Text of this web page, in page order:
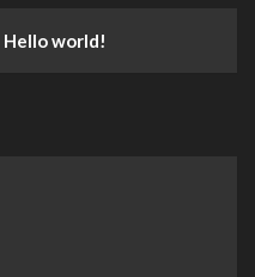
Hello world!